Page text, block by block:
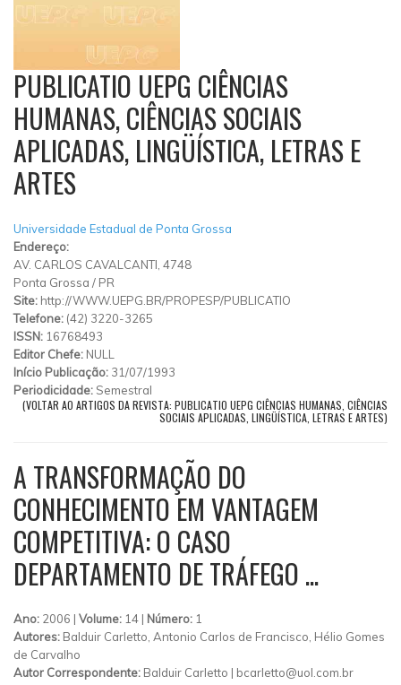
PUBLICATIO UEPG CIÊNCIAS
HUMANAS, CIÊNCIAS SOCIAIS
APLICADAS, LINGÜÍSTICA, LETRAS E
ARTES
Universidade Estadual de Ponta Grossa
Endereço:
AV. CARLOS CAVALCANTI, 4748
Ponta Grossa / PR
Site: http://WWW.UEPG.BR/PROPESP/PUBLICATIO
Telefone: (42) 3220-3265
ISSN: 16768493
Editor Chefe: NULL
Início Publicação: 31/07/1993
Periodicidade: Semestral
(VOLTAR AO ARTIGOS DA REVISTA: PUBLICATIO UEPG CIÊNCIAS HUMANAS, CIÊNCIAS
SOCIAIS APLICADAS, LINGÜÍSTICA, LETRAS E ARTES)
A TRANSFORMAÇÃO DO
CONHECIMENTO EM VANTAGEM
COMPETITIVA: O CASO
DEPARTAMENTO DE TRÁFEGO ...
Ano: 2006 | Volume: 14 | Número: 1
Autores: Balduir Carletto, Antonio Carlos de Francisco, Hélio Gomes
de Carvalho
Autor Correspondente: Balduir Carletto | bcarletto@uol.com.br